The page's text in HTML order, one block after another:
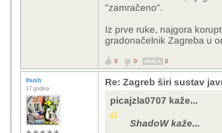
"zamračeno".
Iz prve ruke, najgora
gradonačelnik Zagreba u
5 0 HVALA 0
ihush
17 godina
Re: Zagreb širi sustav
picajzla0707 kaže...
ShadoW kaže...